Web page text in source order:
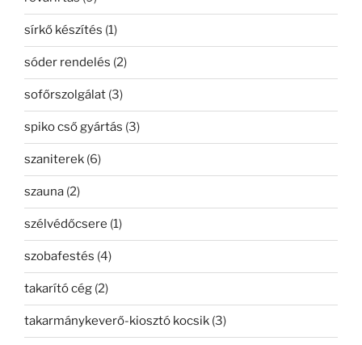
sírkő készítés (1)
sóder rendelés (2)
sofőrszolgálat (3)
spiko cső gyártás (3)
szaniterek (6)
szauna (2)
szélvédőcsere (1)
szobafestés (4)
takarító cég (2)
takarmánykeverő-kiosztó kocsik (3)